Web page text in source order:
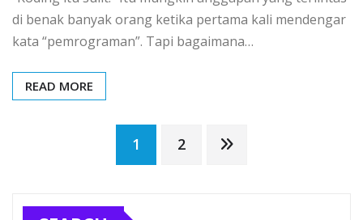
di benak banyak orang ketika pertama kali mendengar
kata “pemrograman”. Tapi bagaimana…
READ MORE
pagination
1 2